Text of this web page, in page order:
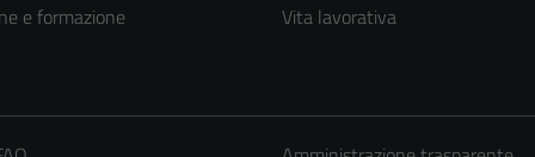
e formazione Vita lavorativa